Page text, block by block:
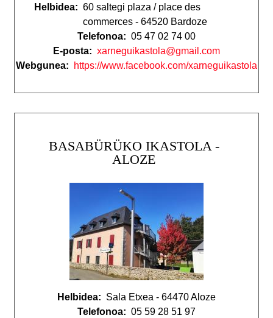
Helbidea: 60 saltegi plaza / place des
commerces - 64520 Bardoze
Telefonoa: 05 47 02 74 00
E-posta: xarneguikastola@gmail.com
Webgunea:
https://www.facebook.com/xarneguikastola
BASABÜRÜKO IKASTOLA -
ALOZE
Helbidea: Sala Etxea - 64470 Aloze
Telefonoa: 05 59 28 51 97